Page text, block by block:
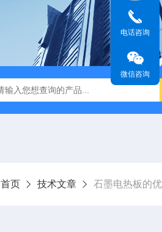
CSQX-80超声波清洗机
首页 技术文章 石墨电热板的
电话咨询
微信咨询